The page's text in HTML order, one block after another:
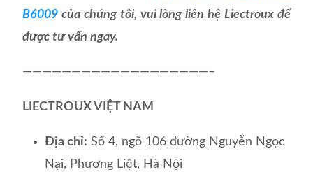
B6009 của chúng tôi, vui lòng liên hệ Liectroux để
được tư vấn ngay.
———————————————————–
LIECTROUX VIỆT NAM
Địa chỉ: Số 4, ngõ 106 đường Nguyễn Ngọc
Nại, Phương Liệt, Hà Nội